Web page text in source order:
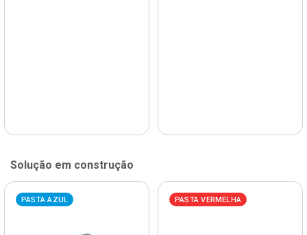
Solução em construção
PASTA AZUL PASTA VERMELHA